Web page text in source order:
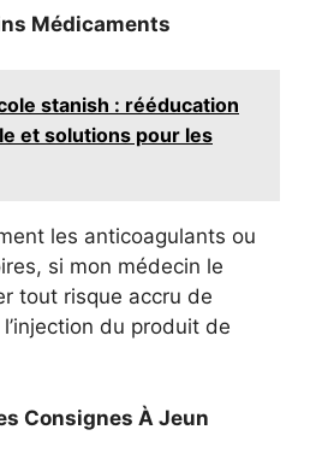
Médicaments
stanish : rééducation
et solutions pour les
les anticoagulants ou
si mon médecin le
tout risque accru de
du produit de
Consignes À Jeun